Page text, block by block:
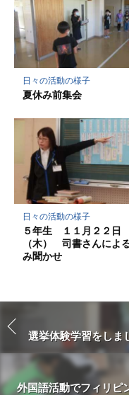
日々の活動の様子
夏休み前集会
日々の活動の様子
５年生 １１月２２日
（木） 司書さんによ
み聞かせ
選挙体験学習をしま
外国語活動でフィリピ